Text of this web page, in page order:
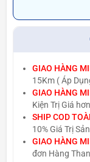
GIAO HÀNG
15Km ( Áp
GIAO HÀNG
Kiện Trị Giá
SHIP COD
10% Giá Trị
GIAO HÀNG
đơn Hàng